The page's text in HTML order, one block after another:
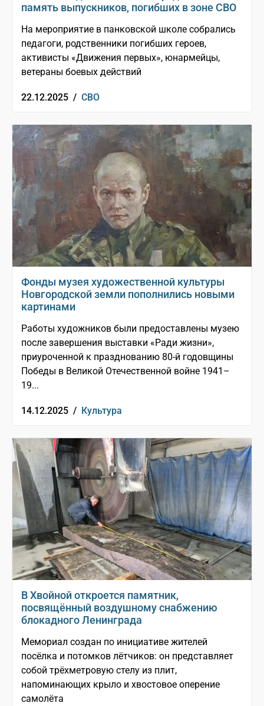
память выпускников, погибших в зоне СВО
На мероприятие в панковской школе собрались
педагоги, родственники погибших героев,
активисты «Движения первых», юнармейцы,
ветераны боевых действий
22.12.2025 / СВО
Фонды музея художественной культуры
Новгородской земли пополнились новыми
картинами
Работы художников были предоставлены музею
после завершения выставки «Ради жизни»,
приуроченной к празднованию 80-й годовщины
Победы в Великой Отечественной войне 1941–
19...
14.12.2025 / Культура
В Хвойной откроется памятник,
посвящённый воздушному снабжению
блокадного Ленинграда
Мемориал создан по инициативе жителей
посёлка и потомков лётчиков: он представляет
собой трёхметровую стелу из плит,
напоминающих крыло и хвостовое оперение
самолёта